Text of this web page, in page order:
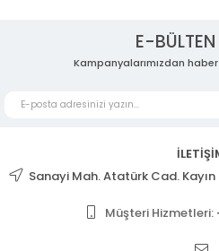
E-
Kampanyalarımızdan
Sanayi Mah. Atatürk Cad. Kayın
Müşteri Hizmetleri: